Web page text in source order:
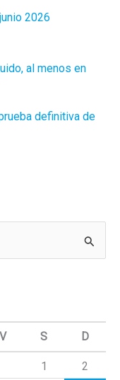
2026
al menos en
definitiva de
V S D
1
2